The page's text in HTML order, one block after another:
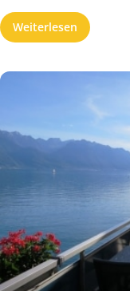
Weiterlesen